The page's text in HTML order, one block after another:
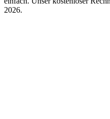
2026.